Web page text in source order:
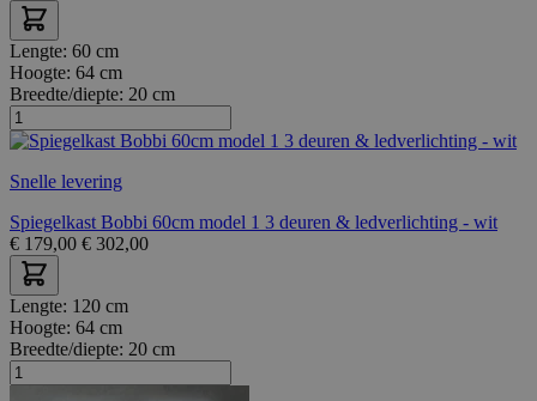
Lengte: 60 cm
Hoogte: 64 cm
Breedte/diepte: 20 cm
Snelle levering
Spiegelkast Bobbi 60cm model 1 3 deuren & ledverlichting - wit
€ 179,00 € 302,00
Lengte: 120 cm
Hoogte: 64 cm
Breedte/diepte: 20 cm